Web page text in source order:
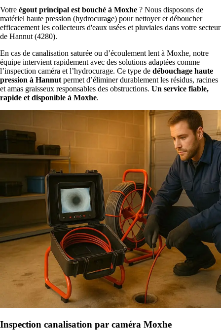
Votre égout principal est bouché à Moxhe ? Nous disposons de
matériel haute pression (hydrocurage) pour nettoyer et déboucher
efficacement les collecteurs d'eaux usées et pluviales dans votre secteur
de Hannut (4280).
En cas de canalisation saturée ou d’écoulement lent à Moxhe, notre
équipe intervient rapidement avec des solutions adaptées comme
l’inspection caméra et l’hydrocurage. Ce type de débouchage haute
pression à Hannut permet d’éliminer durablement les résidus, racines
et amas graisseux responsables des obstructions. Un service fiable,
rapide et disponible à Moxhe.
Inspection canalisation par caméra Moxhe